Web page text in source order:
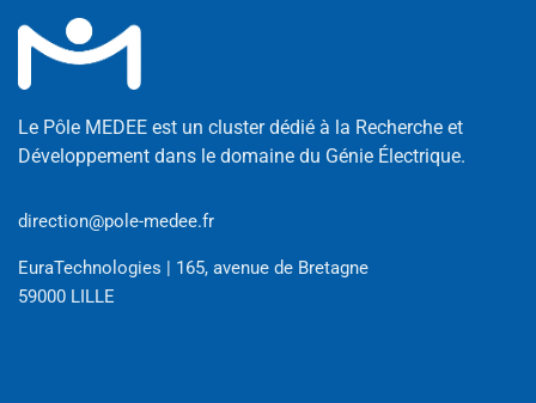
Le Pôle MEDEE est un cluster dédié à la Recherche et
Développement dans le domaine du Génie Électrique.
direction@pole-medee.fr
EuraTechnologies | 165, avenue de Bretagne
59000 LILLE